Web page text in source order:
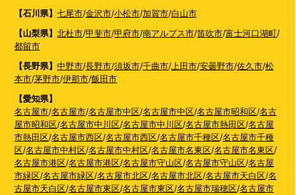
【石川県】 七尾市/金沢市/小松市/加賀市/白山市
【山梨県】 北杜市/甲斐市/甲府市/南アルプス市/笛吹市/富士河口湖町/
都留市
【長野県】 中野市/長野市/須坂市/千曲市/上田市/安曇野市/佐久市/松
本市/茅野市/伊那市/飯田市
【愛知県】
名古屋市/名古屋市/名古屋市中区/名古屋市中区/名古屋市昭和区/名古
屋市昭和区/名古屋市中川区/名古屋市中川区/名古屋市熱田区/名古屋
市熱田区/名古屋市西区/名古屋市西区/名古屋市千種区/名古屋市千種
区/名古屋市中村区/名古屋市中村区/名古屋市名東区/名古屋市名東区/
名古屋市港区/名古屋市港区/名古屋市守山区/名古屋市守山区/名古屋
市緑区/名古屋市緑区/名古屋市北区/名古屋市北区/名古屋市天白区/名
古屋市天白区/名古屋市東区/名古屋市東区/名古屋市瑞穂区/名古屋市